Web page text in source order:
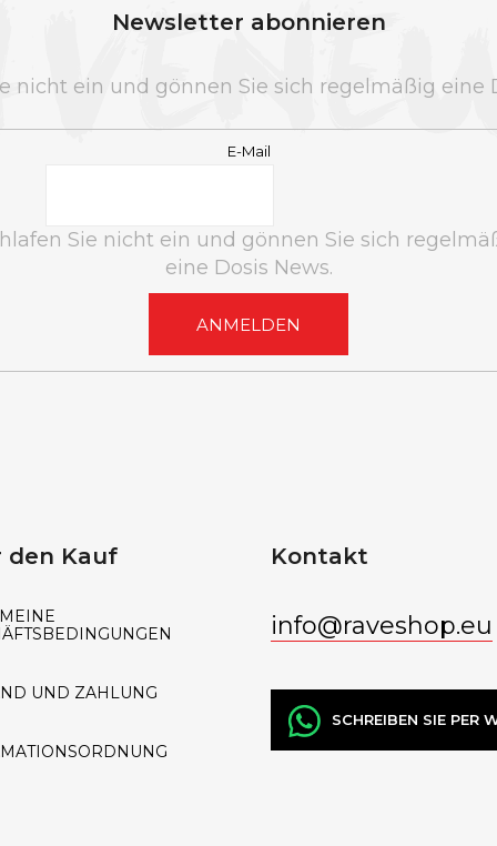
Newsletter abonnieren
nicht ein und gönnen Sie sich regelmäßig eine
E-Mail
Sie nicht ein und gönnen Sie sich
eine Dosis News.
ANMELDEN
den Kauf
UND ZAHLUNG
Kontakt
info@raveshop.eu
SCHREIBEN SIE PER